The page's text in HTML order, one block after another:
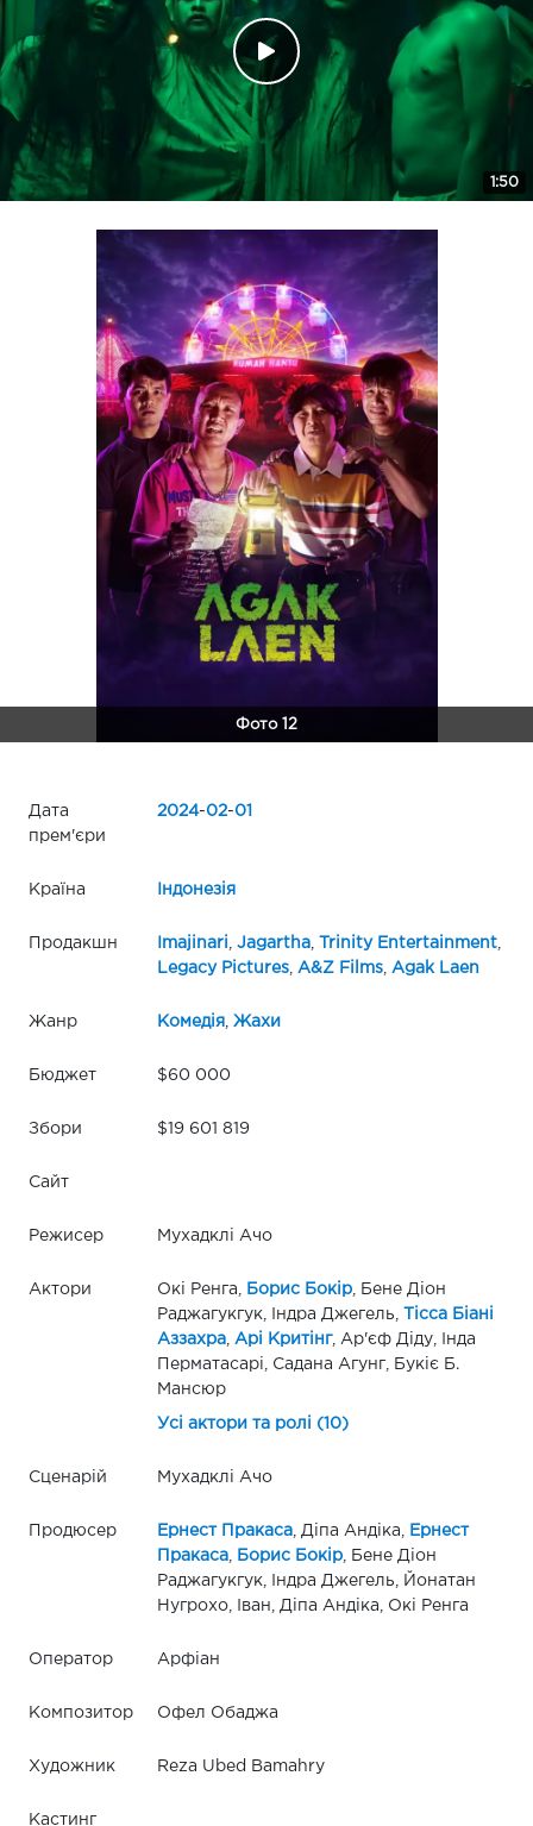
1:50
Фото 12
Дата
прем'єри
2024-02-01
Країна Індонезія
Продакшн Imajinari Jagartha, Trinity Entertainment,
Legacy Pictures, A&Z Films, Agak Laen
Жанр Комедія, Жахи
Бюджет $60 000
Збори $19 601 819
Сайт
Режисер Мухадклі Ачо
Актори Окі Ренга, Борис Бокір, Бене Діон
Раджагукгук, Індра Джегель,
Тісса Біані
Аззахра, Арі Критінг, Ар'єф Діду, Інда
Перматасарі, Садана Агунг, Букіє Б.
Мансюр
Усі актори та ролі (10)
Сценарій Мухадклі Ачо
Продюсер Ернест Пракаса, Діпа Андіка,
Ернест
Пракаса, Борис Бокір, Бене Діон
Раджагукгук, Індра Джегель, Йонатан
Нугрохо, Іван, Діпа Андіка, Окі Ренга
Оператор Арфіан
Композитор Офел Обаджа
Художник Reza Ubed Bamahry
Кастинг